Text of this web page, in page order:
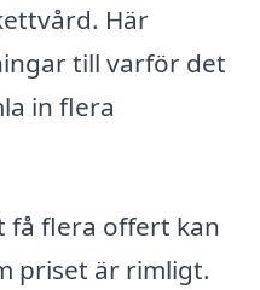
Här
till varför det
in flera
få flera offert kan
priset är rimligt.